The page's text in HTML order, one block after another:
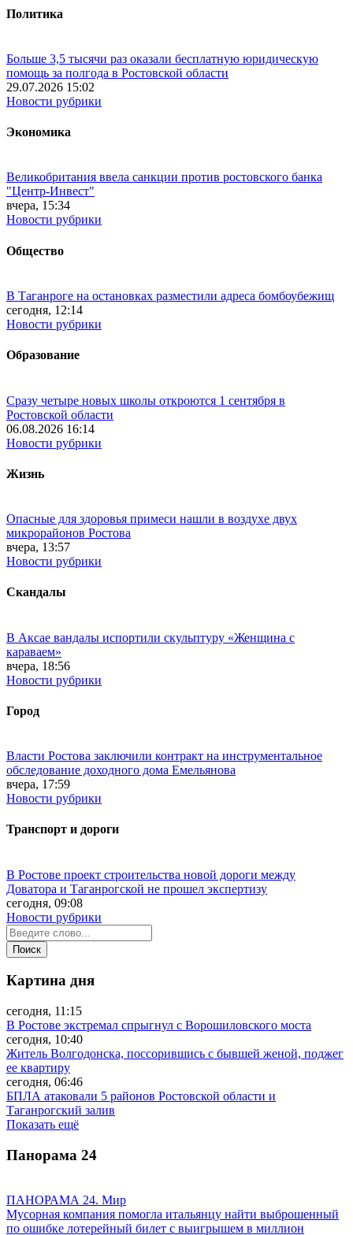
Политика
Больше 3,5 тысячи раз оказали бесплатную юридическую
помощь за полгода в Ростовской области
29.07.2026 15:02
Новости рубрики
Экономика
Великобритания ввела санкции против ростовского банка
"Центр-Инвест"
вчера, 15:34
Новости рубрики
Общество
В Таганроге на остановках разместили адреса бомбоубежищ
сегодня, 12:14
Новости рубрики
Образование
Сразу четыре новых школы откроются 1 сентября в
Ростовской области
06.08.2026 16:14
Новости рубрики
Жизнь
Опасные для здоровья примеси нашли в воздухе двух
микрорайонов Ростова
вчера, 13:57
Новости рубрики
Скандалы
В Аксае вандалы испортили скульптуру «Женщина с
караваем»
вчера, 18:56
Новости рубрики
Город
Власти Ростова заключили контракт на инструментальное
обследование доходного дома Емельянова
вчера, 17:59
Новости рубрики
Транспорт и дороги
В Ростове проект строительства новой дороги между
Доватора и Таганрогской не прошел экспертизу
сегодня, 09:08
Новости рубрики
Картина дня
сегодня, 11:15
В Ростове экстремал спрыгнул с Ворошиловского моста
сегодня, 10:40
Житель Волгодонска, поссорившись с бывшей женой, поджег
ее квартиру
сегодня, 06:46
БПЛА атаковали 5 районов Ростовской области и
Таганрогский залив
Показать ещё
Панорама 24
ПАНОРАМА 24. Мир
Мусорная компания помогла итальянцу найти выброшенный
по ошибке лотерейный билет с выигрышем в миллион